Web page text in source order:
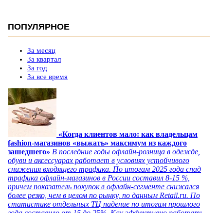
ПОПУЛЯРНОЕ
За месяц
За квартал
За год
За все время
«Когда клиентов мало: как владельцам
fashion-магазинов «выжать» максимум из каждого
зашедшего» В последние годы офлайн-розница в одежде,
обуви и аксессуарах работает в условиях устойчивого
снижения входящего трафика. По итогам 2025 года спад
трафика офлайн-магазинов в России составил 8-15 %,
причем показатель покупок в офлайн-сегменте снижался
более резко, чем в целом по рынку, по данным Retail.ru. По
статистике отдельных ТЦ падение по итогам прошлого